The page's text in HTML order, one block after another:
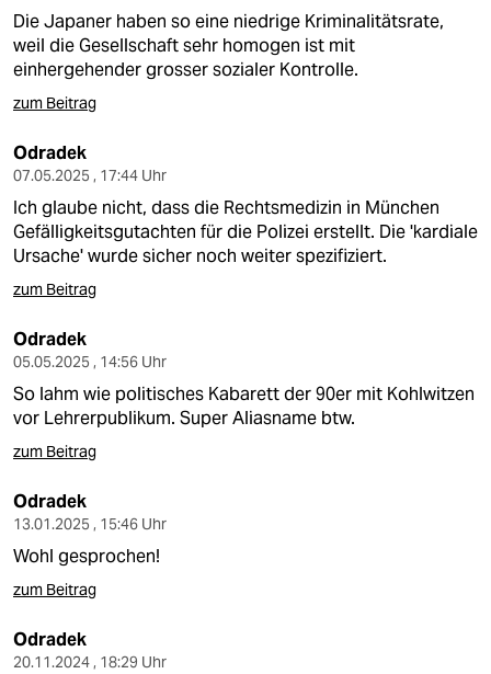
Die Japaner haben so eine niedrige Kriminalitätsrate,
weil die Gesellschaft sehr homogen ist mit
einhergehender grosser sozialer Kontrolle.
zum Beitrag
Odradek
07.05.2025 , 17:44 Uhr
Ich glaube nicht, dass die Rechtsmedizin in München
Gefälligkeitsgutachten für die Polizei erstellt. Die 'kardiale
Ursache' wurde sicher noch weiter spezifiziert.
zum Beitrag
Odradek
05.05.2025 , 14:56 Uhr
So lahm wie politisches Kabarett der 90er mit Kohlwitzen
vor Lehrerpublikum. Super Aliasname btw.
zum Beitrag
Odradek
13.01.2025 , 15:46 Uhr
Wohl gesprochen!
zum Beitrag
Odradek
20.11.2024 , 18:29 Uhr